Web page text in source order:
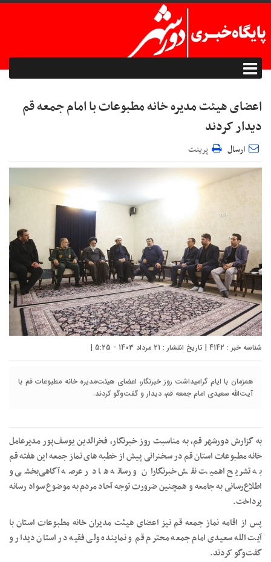
اعضای هیئت مدیره خانه مطبوعات با امام جمعه قم
دیدار کردند
ارسال پرینت
شناسه خبر : 4142 | تاریخ انتشار : 21 مرداد 1403 - 5:25 |
همزمان با ایام گرامیداشت روز خبرنگار، اعضای هیئت‌مدیره خانه مطبوعات قم با
آیت‌الله سعیدی امام جمعه قم، دیدار و گفت‌وگو کردند.
به گزارش دورشهر قم، به مناسبت روز خبرنگار، فخرالدین یوسف‌پور مدیرعامل
خانه مطبوعات استان قم در سخنرانی پیش از خطبه های نماز جمعه این هفته قم
به تشریح اهمیت نقش خبرنگاران و رسانه ها در عرصه آگاهی‌بخشی و
اطلاع‌رسانی به جامعه و همچنین ضرورت توجه آحاد مردم به موضوع سواد رسانه
پرداخت.
پس از اقامه نماز جمعه قم نیز اعضای هیئت مدیران خانه مطبوعات استان با
آیت الله سعیدی امام جمعه محترم قم و نماینده ولی فقیه در استان دیدار و
گفت‌وگو کردند.